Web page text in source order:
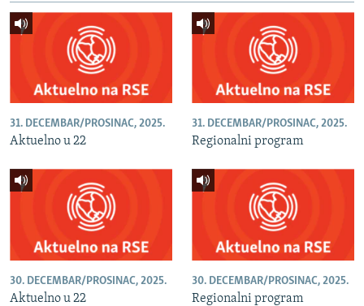
31. DECEMBAR/PROSINAC, 2025.
Aktuelno u 22
31. DECEMBAR/PROSINAC, 2025.
Regionalni program
30. DECEMBAR/PROSINAC, 2025.
Aktuelno u 22
30. DECEMBAR/PROSINAC, 2025.
Regionalni program